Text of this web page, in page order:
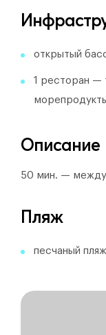
открытый
1 ресторан —
Описание
50 мин. —
Пляж
песчаный пляж